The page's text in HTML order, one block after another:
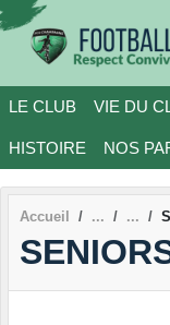
LE CLUB VIE DU
HISTOIRE NOS
Accueil
Panneau de gestion